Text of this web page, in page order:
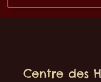
Centre des